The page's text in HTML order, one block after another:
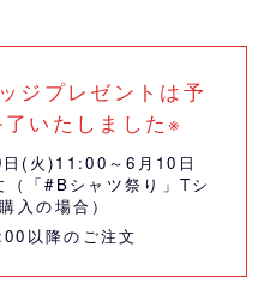
ジプレゼントは予
いたしました※
日(火)11:00～6月10日
「#Bシャツ祭り」Tシ
入の場合）
以降のご注文